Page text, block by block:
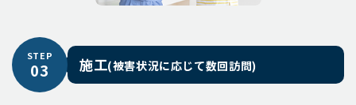
STEP
03 施工(被害状況に応じて数回訪問)